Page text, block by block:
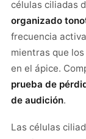
células ciliadas
organizado
frecuencia
mientras que
en el ápice.
prueba de
de audición.
Las células